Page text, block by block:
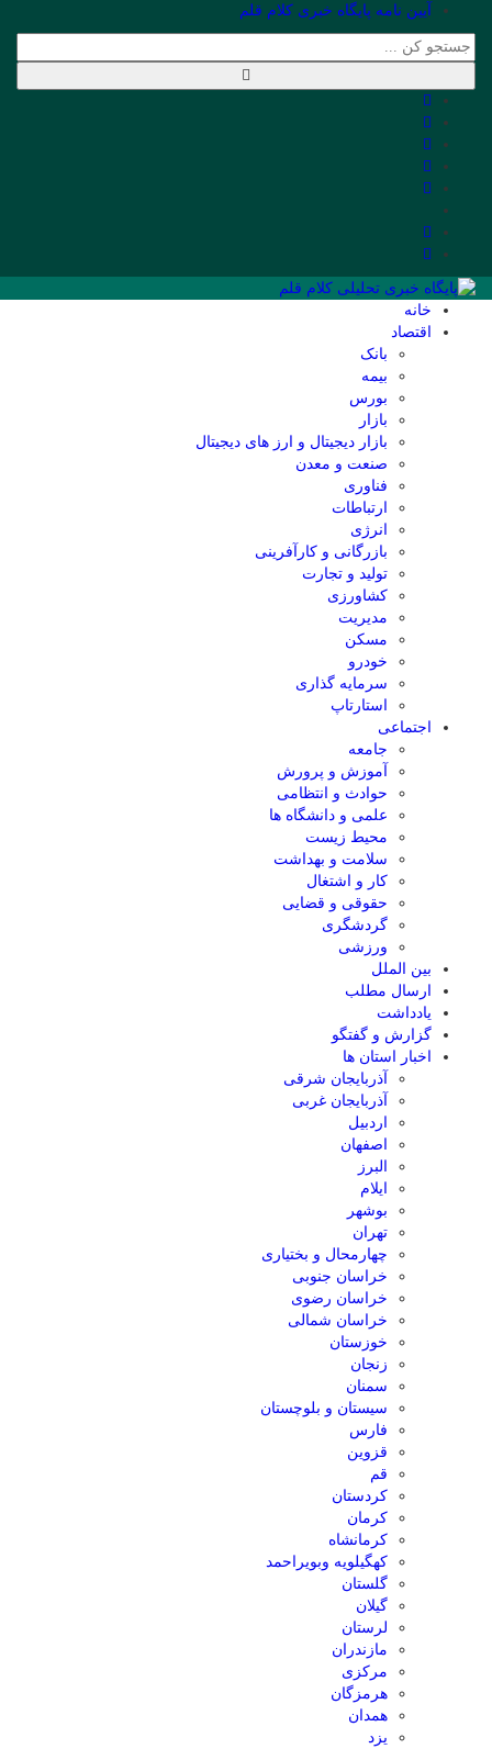
آیین نامه پایگاه خبری کلام قلم
خانه
اقتصاد
بانک
بیمه
بورس
بازار
بازار دیجیتال و ارز های دیجیتال
صنعت و معدن
فناوری
ارتباطات
انرژی
بازرگانی و کارآفرینی
تولید و تجارت
کشاورزی
مدیریت
مسکن
خودرو
سرمایه گذاری
استارتاپ
اجتماعی
جامعه
آموزش و پرورش
حوادث و انتظامی
علمی و دانشگاه ها
محیط زیست
سلامت و بهداشت
کار و اشتغال
حقوقی و قضایی
گردشگری
ورزشی
بین الملل
ارسال مطلب
یادداشت
گزارش و گفتگو
اخبار استان ها
آذربایجان شرقی
آذربایجان غربی
اردبیل
اصفهان
البرز
ایلام
بوشهر
تهران
چهارمحال و بختیاری
خراسان جنوبی
خراسان رضوی
خراسان شمالی
خوزستان
زنجان
سمنان
سیستان و بلوچستان
فارس
قزوین
قم
کردستان
کرمان
کرمانشاه
کهگیلویه وبویراحمد
گلستان
گیلان
لرستان
مازندران
مرکزی
هرمزگان
همدان
یزد